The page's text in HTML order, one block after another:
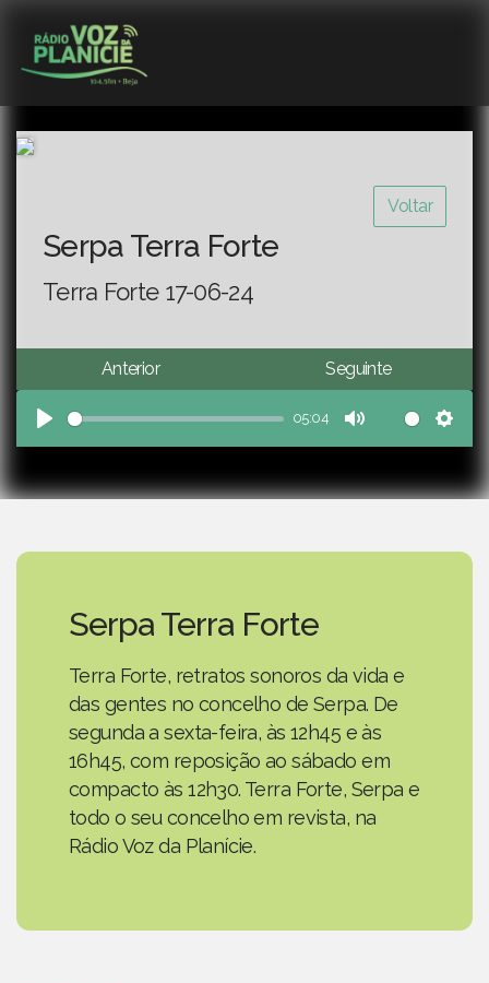
Voltar
Serpa Terra Forte
Terra Forte 17-06-24
Anterior Seguinte
Play
05:04
Mute
Serpa Terra Forte
Terra Forte, retratos sonoros da vida e
das gentes no concelho de Serpa. De
segunda a sexta-feira, às 12h45 e às
16h45, com reposição ao sábado em
compacto às 12h30. Terra Forte, Serpa e
todo o seu concelho em revista, na
Rádio Voz da Planície.